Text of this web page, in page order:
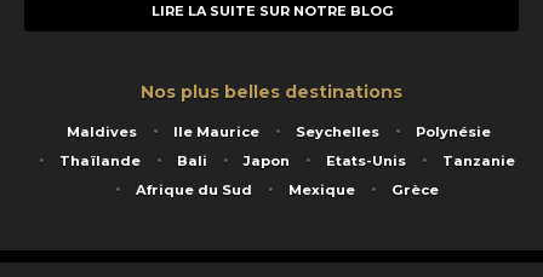
LIRE LA SUITE SUR NOTRE BLOG
Nos plus belles destinations
Maldives Ile Maurice Seychelles
Polynésie
Thaïlande
Bali Japon Etats-Unis
Tanzanie
Afrique du Sud
Mexique Grèce